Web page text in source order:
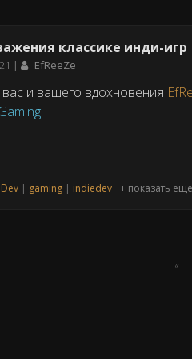
классике инди-игр
EfReeZe
и вашего вдохновения
.
gaming indiedev + показать
«